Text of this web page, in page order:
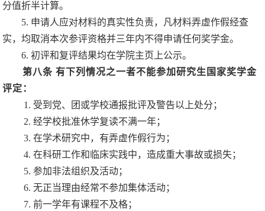
分值折半计算。
5. 申请人应对材料的真实性负责，凡材料弄虚作假经查
实，均取消本次参评资格并三年内不得申请任何奖学金。
6.初评和复评结果均在学院主页上公示。
第八条 有下列情况之一者不能参加研究生国家奖学金
评定：
1. 受到党、团或学校通报批评及警告以上处分；
2.经学校批准休学复读不满一年；
3.在学术研究中，有弄虚作假行为；
4.在科研工作和临床实践中，造成重大事故或损失；
5.参加非法组织及活动；
6.无正当理由经常不参加集体活动；
7.前一学年有课程不及格；